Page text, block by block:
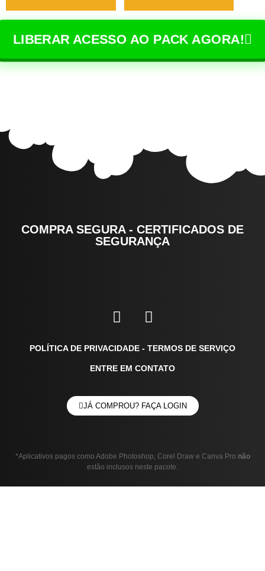
LIBERAR ACESSO AO PACK AGORA!
COMPRA SEGURA - CERTIFICADOS DE
SEGURANÇA
POLÍTICA DE PRIVACIDADE - TERMOS DE SERVIÇO
ENTRE EM CONTATO
JÁ COMPROU? FAÇA LOGIN
*Aplicativos pagos como Adobe Photoshop, Corel Draw e Canva Pro não
estão inclusos neste pacote.